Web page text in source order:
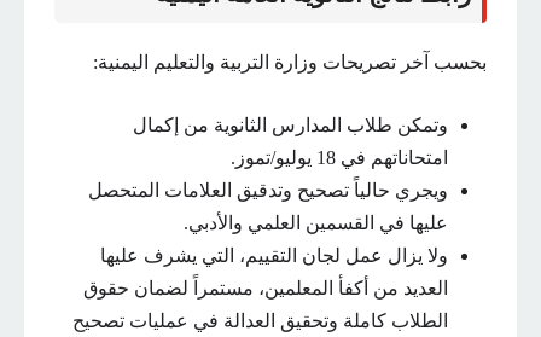
بحسب آخر تصريحات وزارة التربية والتعليم اليمنية:
وتمكن طلاب المدارس الثانوية من إكمال
امتحاناتهم في 18 يوليو/تموز.
ويجري حالياً تصحيح وتدقيق العلامات المتحصل
عليها في القسمين العلمي والأدبي.
ولا يزال عمل لجان التقييم، التي يشرف عليها
العديد من أكفأ المعلمين، مستمراً لضمان حقوق
الطلاب كاملة وتحقيق العدالة في عمليات تصحيح